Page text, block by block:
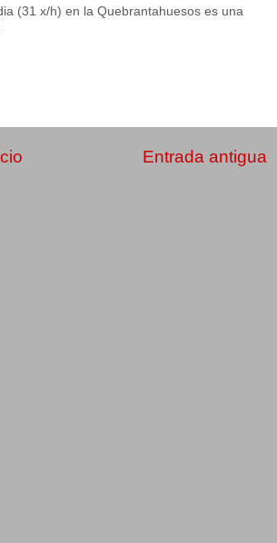
(31 x/h) en la Quebrantahuesos es una
Entrada antigua